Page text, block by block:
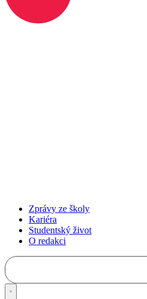
Zprávy ze školy
Kariéra
Studentský život
O redakci